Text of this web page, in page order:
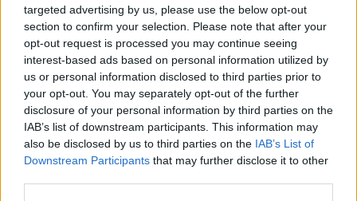
targeted advertising by us, please use the below opt-out
section to confirm your selection. Please note that after your
opt-out request is processed you may continue seeing
interest-based ads based on personal information utilized by
us or personal information disclosed to third parties prior to
your opt-out. You may separately opt-out of the further
disclosure of your personal information by third parties on the
IAB’s list of downstream participants. This information may
also be disclosed by us to third parties on the IAB’s List of
Downstream Participants that may further disclose it to other
Les huiles essentielles sont puissantes. Voici les
précautions à prendre pour fabriquer et utiliser une
brume d’ambiance en toute sécurité :
Ne jamais pulvériser directement sur la peau,
les yeux ou les muqueuses.
Ne pas inhaler à pleine puissance.Pulvérisez
dans l’air, à 1 mètre de distance au minimum.
Évitez la pulvérisation sur des textiles fragiles